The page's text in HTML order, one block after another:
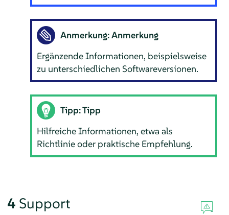
Anmerkung: Anmerkung
Ergänzende Informationen, beispielsweise
zu unterschiedlichen Softwareversionen.
Tipp: Tipp
Hilfreiche Informationen, etwa als
Richtlinie oder praktische Empfehlung.
4 Support